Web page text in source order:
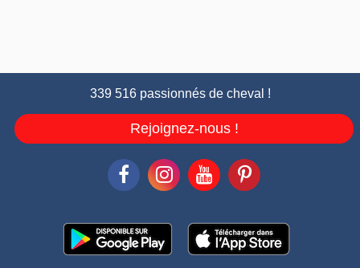
339 516 passionnés de cheval !
Rejoignez-nous !